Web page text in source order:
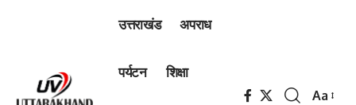
उत्तराखंड अपराध
पर्यटन शिक्षा
Aa